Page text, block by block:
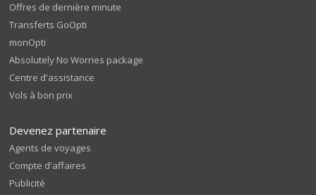
Offres de dernière minute
Transferts GoOpti
monOpti
Absolutely No Worries package
Centre d'assistance
Vols à bon prix
Devenez partenaire
Agents de voyages
Compte d'affaires
Publicité